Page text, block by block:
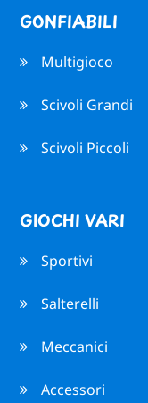
GONFIABILI
Multigioco
Scivoli Grandi
Scivoli Piccoli
GIOCHI VARI
Sportivi
Salterelli
Meccanici
Accessori